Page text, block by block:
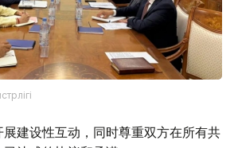
建设性互动，同时尊重双方在所有共